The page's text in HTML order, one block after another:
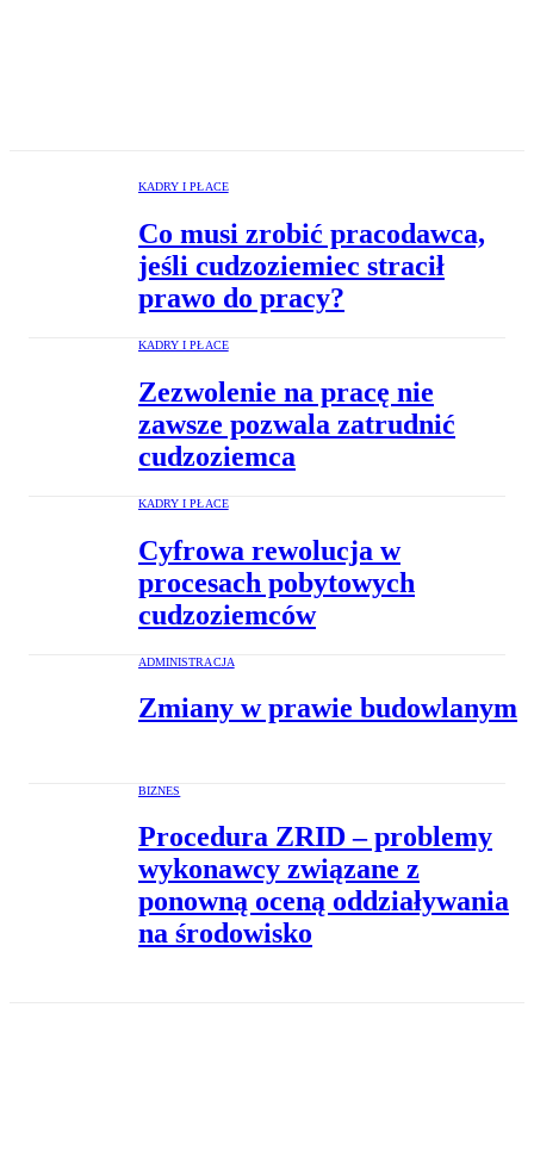
KADRY I PŁACE
Co musi zrobić pracodawca,
jeśli cudzoziemiec stracił
prawo do pracy?
KADRY I PŁACE
Zezwolenie na pracę nie
zawsze pozwala zatrudnić
cudzoziemca
KADRY I PŁACE
Cyfrowa rewolucja w
procesach pobytowych
cudzoziemców
ADMINISTRACJA
Zmiany w prawie budowlanym
BIZNES
Procedura ZRID – problemy
wykonawcy związane z
ponowną oceną oddziaływania
na środowisko